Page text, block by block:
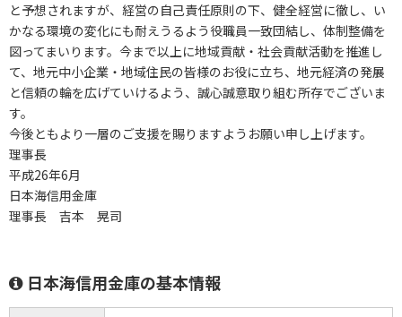
と予想されますが、経営の自己責任原則の下、健全経営に徹し、い
かなる環境の変化にも耐えうるよう役職員一致団結し、体制整備を
図ってまいります。今まで以上に地域貢献・社会貢献活動を推進し
て、地元中小企業・地域住民の皆様のお役に立ち、地元経済の発展
と信頼の輪を広げていけるよう、誠心誠意取り組む所存でございま
す。
今後ともより一層のご支援を賜りますようお願い申し上げます。
理事長
平成26年6月
日本海信用金庫
理事長 吉本 晃司
日本海信用金庫の基本情報